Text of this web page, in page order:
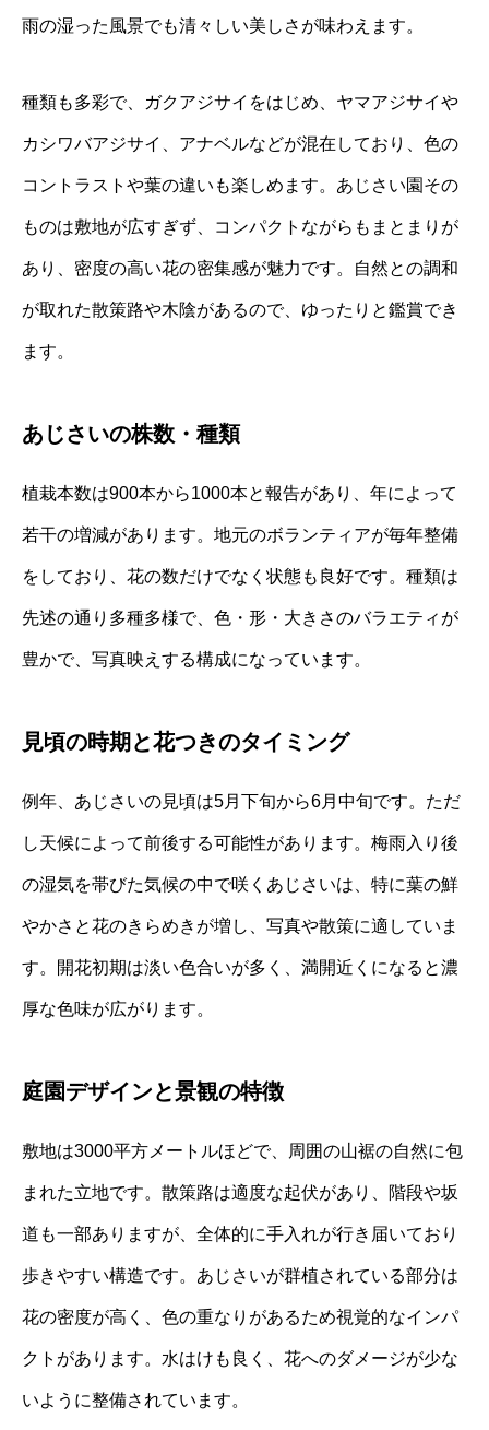
雨の湿った風景でも清々しい美しさが味わえます。
種類も多彩で、ガクアジサイをはじめ、ヤマアジサイや
カシワバアジサイ、アナベルなどが混在しており、色の
コントラストや葉の違いも楽しめます。あじさい園その
ものは敷地が広すぎず、コンパクトながらもまとまりが
あり、密度の高い花の密集感が魅力です。自然との調和
が取れた散策路や木陰があるので、ゆったりと鑑賞でき
ます。
あじさいの株数・種類
植栽本数は900本から1000本と報告があり、年によって
若干の増減があります。地元のボランティアが毎年整備
をしており、花の数だけでなく状態も良好です。種類は
先述の通り多種多様で、色・形・大きさのバラエティが
豊かで、写真映えする構成になっています。
見頃の時期と花つきのタイミング
例年、あじさいの見頃は5月下旬から6月中旬です。ただ
し天候によって前後する可能性があります。梅雨入り後
の湿気を帯びた気候の中で咲くあじさいは、特に葉の鮮
やかさと花のきらめきが増し、写真や散策に適していま
す。開花初期は淡い色合いが多く、満開近くになると濃
厚な色味が広がります。
庭園デザインと景観の特徴
敷地は3000平方メートルほどで、周囲の山裾の自然に包
まれた立地です。散策路は適度な起伏があり、階段や坂
道も一部ありますが、全体的に手入れが行き届いており
歩きやすい構造です。あじさいが群植されている部分は
花の密度が高く、色の重なりがあるため視覚的なインパ
クトがあります。水はけも良く、花へのダメージが少な
いように整備されています。